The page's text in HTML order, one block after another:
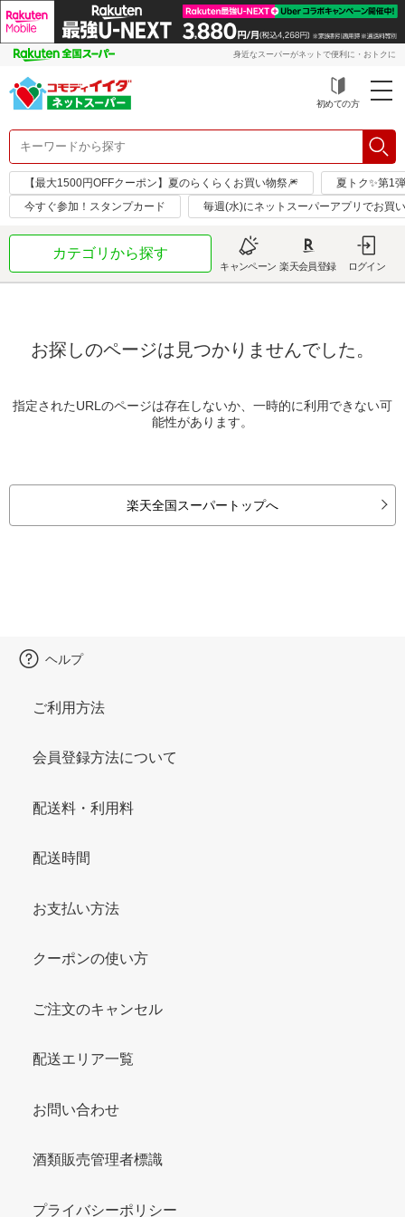
身近なスーパーがネットで便利に・おトクに
初めての方
【最大1500円OFFクーポン】夏のらくらくお買い物祭🎆
夏トク✨第1
今すぐ参加！スタンプカード
毎週(水)にネットスーパーアプリでお買
カテゴリから探す
キャンペーン 楽天会員登録 ログイン
お探しのページは見つかりませんでした。
指定されたURLのページは存在しないか、一時的に利用できない可
能性があります。
楽天全国スーパートップへ
ヘルプ
ご利用方法
会員登録方法について
配送料・利用料
配送時間
お支払い方法
クーポンの使い方
ご注文のキャンセル
配送エリア一覧
お問い合わせ
酒類販売管理者標識
プライバシーポリシー